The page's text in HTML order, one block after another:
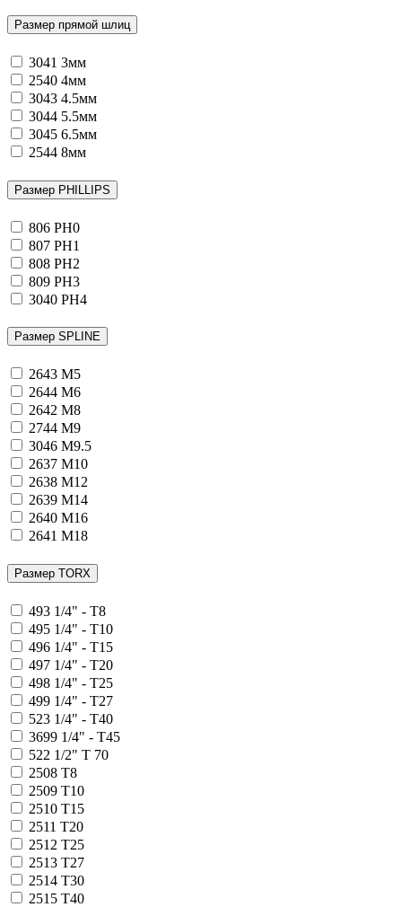
Размер прямой шлиц
3041 3мм
2540 4мм
3043 4.5мм
3044 5.5мм
3045 6.5мм
2544 8мм
Размер PHILLIPS
806 PH0
807 PH1
808 PH2
809 PH3
3040 PH4
Размер SPLINE
2643 M5
2644 M6
2642 M8
2744 M9
3046 M9.5
2637 M10
2638 M12
2639 M14
2640 M16
2641 M18
Размер TORX
493 1/4" - T8
495 1/4" - T10
496 1/4" - T15
497 1/4" - T20
498 1/4" - T25
499 1/4" - T27
523 1/4" - T40
3699 1/4" - T45
522 1/2" T 70
2508 T8
2509 T10
2510 T15
2511 T20
2512 T25
2513 T27
2514 T30
2515 T40